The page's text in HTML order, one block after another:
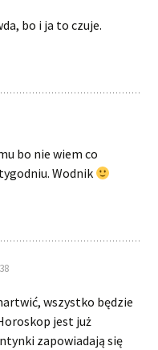
bo i ja to czuje.
bo nie wiem co
Wodnik
wszystko będzie
jest już
zapowiadają się